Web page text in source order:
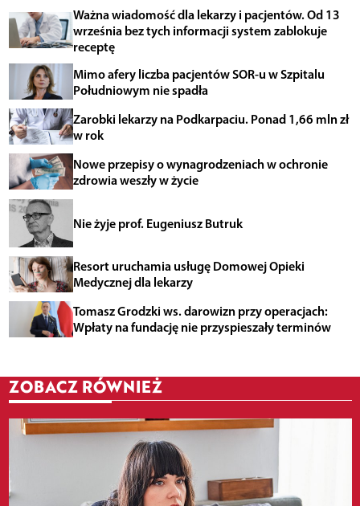
Ważna wiadomość dla lekarzy i pacjentów. Od 13
września bez tych informacji system zablokuje
receptę
Mimo afery liczba pacjentów SOR-u w Szpitalu
Południowym nie spadła
Zarobki lekarzy na Podkarpaciu. Ponad 1,66 mln zł
w rok
Nowe przepisy o wynagrodzeniach w ochronie
zdrowia weszły w życie
Nie żyje prof. Eugeniusz Butruk
Resort uruchamia usługę Domowej Opieki
Medycznej dla lekarzy
Tomasz Grodzki ws. darowizn przy operacjach:
Wpłaty na fundację nie przyspieszały terminów
ZOBACZ RÓWNIEŻ